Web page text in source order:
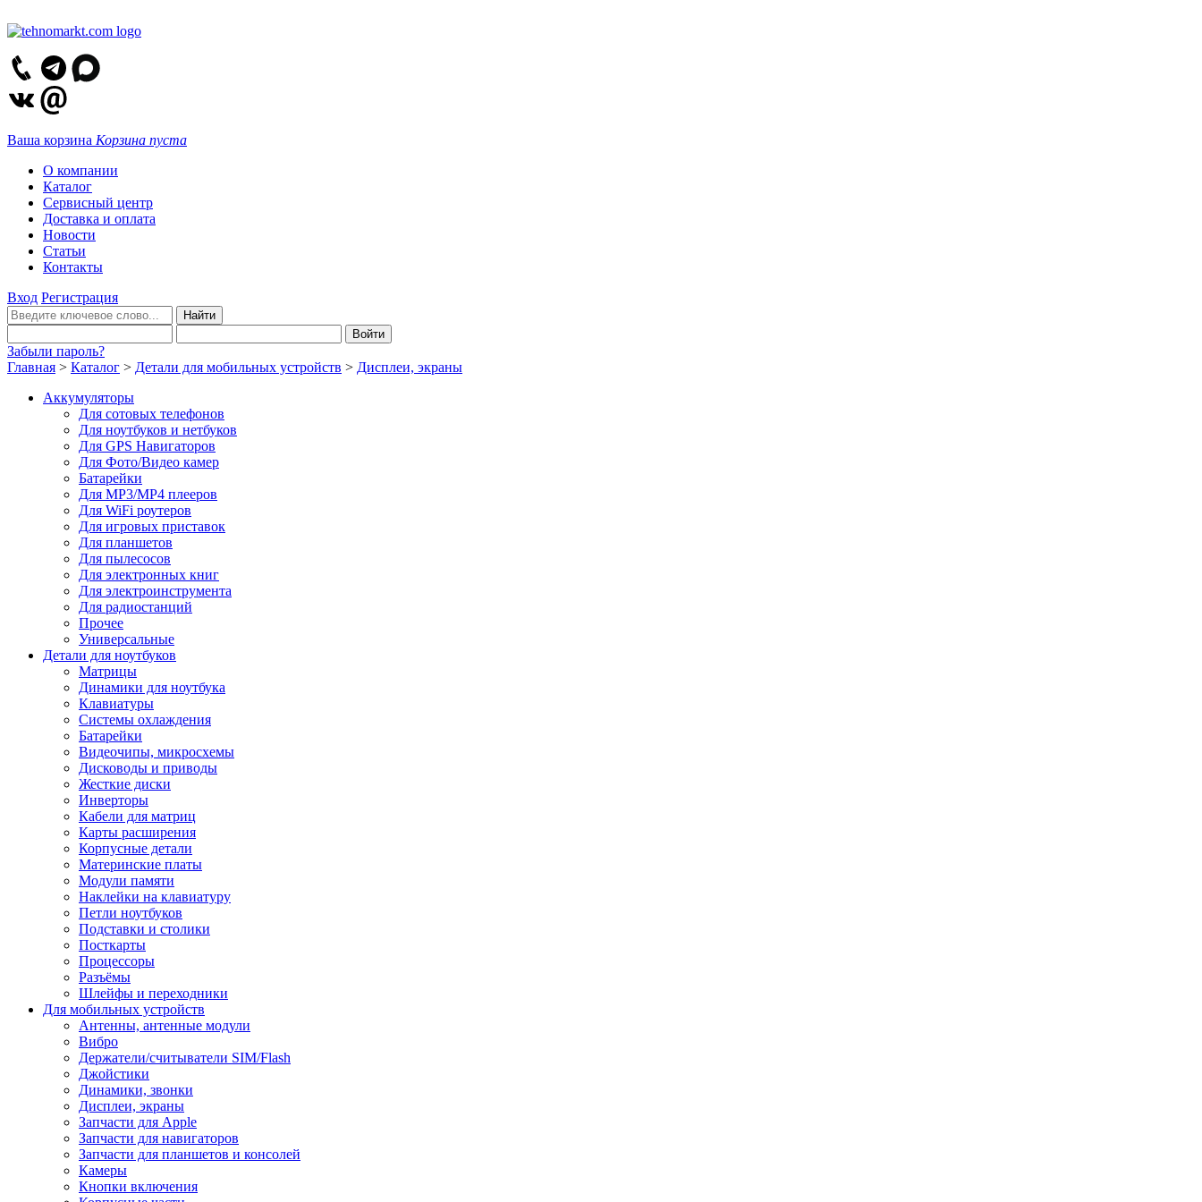
Ваша корзина Корзина пуста
О компании
Каталог
Сервисный центр
Доставка и оплата
Новости
Статьи
Контакты
Вход Регистрация
Забыли пароль?
Главная > Каталог > Детали для мобильных устройств > Дисплеи, экраны
Аккумуляторы
Для сотовых телефонов
Для ноутбуков и нетбуков
Для GPS Навигаторов
Для Фото/Видео камер
Батарейки
Для MP3/MP4 плееров
Для WiFi роутеров
Для игровых приставок
Для планшетов
Для пылесосов
Для электронных книг
Для электроинструмента
Для радиостанций
Прочее
Универсальные
Детали для ноутбуков
Матрицы
Динамики для ноутбука
Клавиатуры
Системы охлаждения
Батарейки
Видеочипы, микросхемы
Дисководы и приводы
Жесткие диски
Инверторы
Кабели для матриц
Карты расширения
Корпусные детали
Материнские платы
Модули памяти
Наклейки на клавиатуру
Петли ноутбуков
Подставки и столики
Посткарты
Процессоры
Разъёмы
Шлейфы и переходники
Для мобильных устройств
Антенны, антенные модули
Вибро
Держатели/считыватели SIM/Flash
Джойстики
Динамики, звонки
Дисплеи, экраны
Запчасти для Apple
Запчасти для навигаторов
Запчасти для планшетов и консолей
Камеры
Кнопки включения